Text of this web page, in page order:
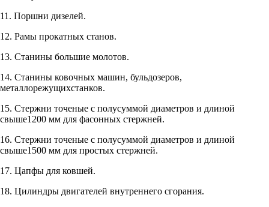
11. Поршни дизелей.
12. Рамы прокатных станов.
13. Станины большие молотов.
14. Станины ковочных машин, бульдозеров,
металлорежущихстанков.
15. Стержни точеные с полусуммой диаметров и длиной
свыше1200 мм для фасонных стержней.
16. Стержни точеные с полусуммой диаметров и длиной
свыше1500 мм для простых стержней.
17. Цапфы для ковшей.
18. Цилиндры двигателей внутреннего сгорания.